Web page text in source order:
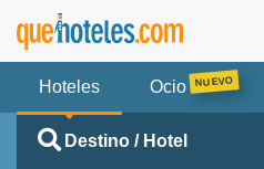
Hoteles Ocio
Destino / Hotel